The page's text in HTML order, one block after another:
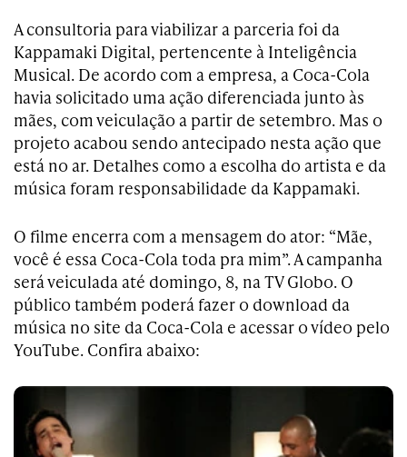
A consultoria para viabilizar a parceria foi da
Kappamaki Digital, pertencente à Inteligência
Musical. De acordo com a empresa, a Coca-Cola
havia solicitado uma ação diferenciada junto às
mães, com veiculação a partir de setembro. Mas o
projeto acabou sendo antecipado nesta ação que
está no ar. Detalhes como a escolha do artista e da
música foram responsabilidade da Kappamaki.
O filme encerra com a mensagem do ator: “Mãe,
você é essa Coca-Cola toda pra mim”. A campanha
será veiculada até domingo, 8, na TV Globo. O
público também poderá fazer o download da
música no site da Coca-Cola e acessar o vídeo pelo
YouTube. Confira abaixo: